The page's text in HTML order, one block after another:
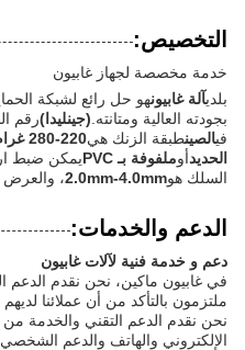
التخصيص:
خدمة مخصصة لجهاز غابيون
بلديآلة غابيونهو حل رائع لشبكة
بجودته العالية ومتانته.(جينليدا) رقم
فيالصينطبقة الزنك هي 220-280 غرام/م2
الحديدأوملفوفة بـ PVC يمكن ضبط
السلك هو2.0mm-4.0mm، والعرض
الدعم والخدمات:
دعم و خدمة فنية لآلات غابيون
في غابيون ماكين، نحن نقدم الدعم
ملتزمون بالتأكد من أن عملائنا
نحن نقدم الدعم التقني والخدمة من
الإلكتروني والهاتف والدعم